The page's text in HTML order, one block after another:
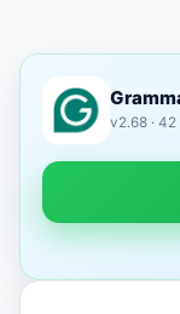
v2.68 · 42